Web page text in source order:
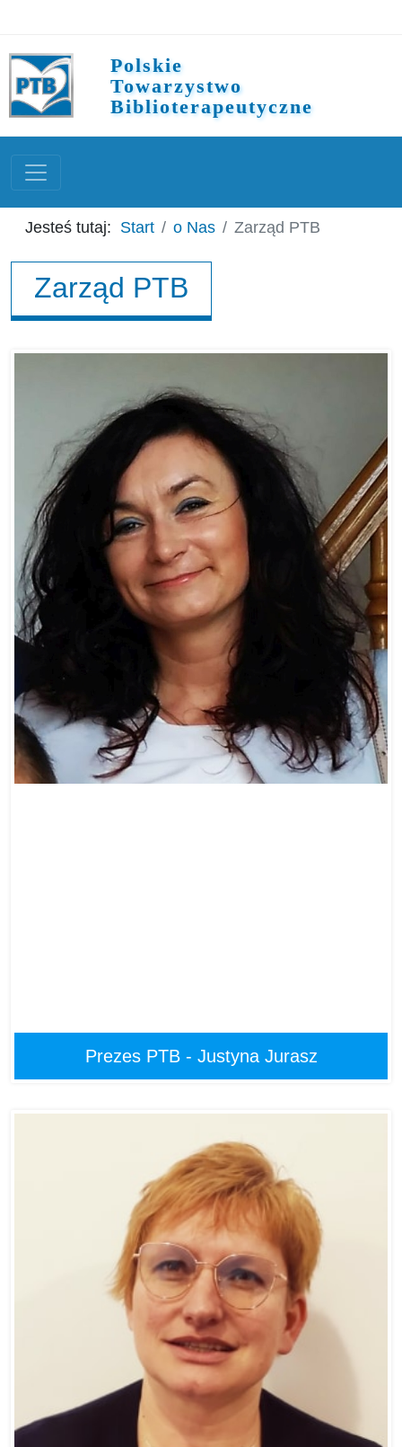
Polskie
Towarzystwo
Biblioterapeutyczne
Jesteś tutaj: Start o Nas Zarząd PTB
Zarząd PTB
Prezes PTB - Justyna Jurasz
PREZES PTB
Nagrody: 8
Doswiadczenie zawodowe: 22 lata